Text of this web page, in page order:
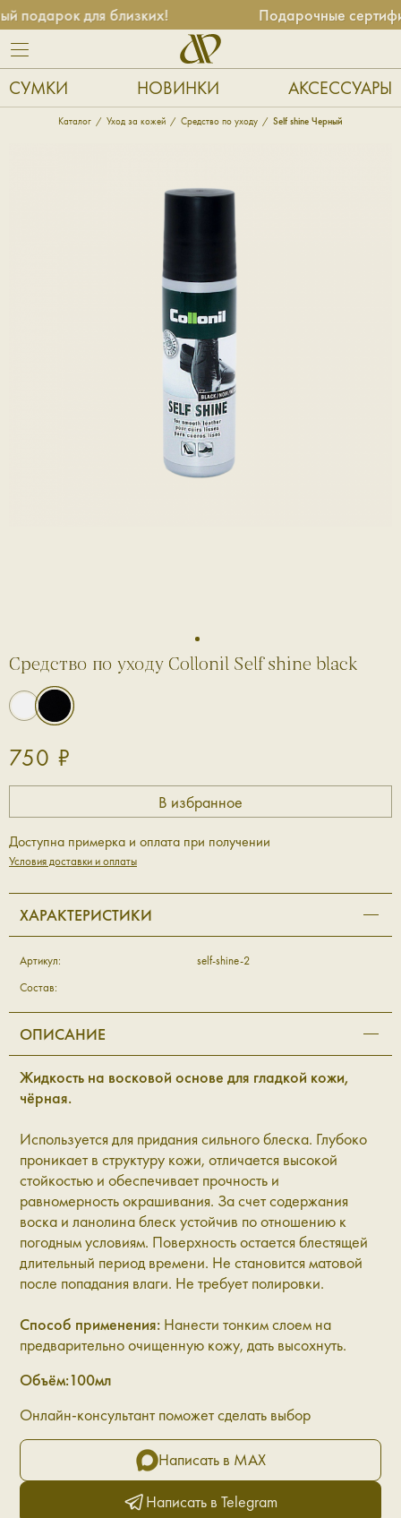
для близких! Подарочные
СУМКИ НОВИНКИ АКСЕССУАРЫ
Каталог Уход за кожей Средство по уходу Self shine Черный
1
Средство по уходу Collonil Self shine black
750 ₽
Доступна примерка и оплата при получении
Условия доставки и оплаты
ХАРАКТЕРИСТИКИ
Артикул:
self-shine-2
Состав:
ОПИСАНИЕ
Жидкость на восковой основе для гладкой кожи,
чёрная.
Используется для придания сильного блеска. Глубоко
проникает в структуру кожи, отличается высокой
стойкостью и обеспечивает прочность и
равномерность окрашивания. За счет содержания
воска и ланолина блеск устойчив по отношению к
погодным условиям. Поверхность остается блестящей
длительный период времени. Не становится матовой
после попадания влаги. Не требует полировки.
Способ применения: Нанести тонким слоем на
предварительно очищенную кожу, дать высохнуть.
Объём:100мл
Онлайн-консультант поможет сделать выбор
Написать в MAX
Написать в Telegram